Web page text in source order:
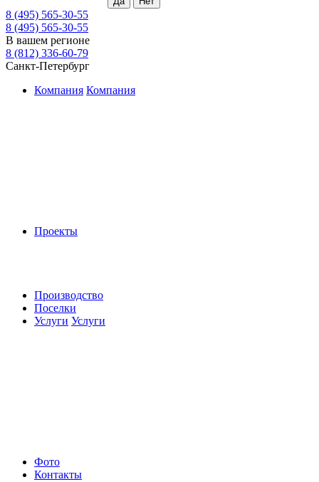
8 (495) 565-30-55
8 (495) 565-30-55
В вашем регионе
8 (812) 336-60-79
Санкт-Петербург
Компания Компания
Проекты
Производство
Поселки
Услуги Услуги
Фото
Контакты